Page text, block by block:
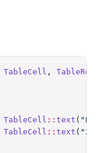
TableCell , TableRow
TableCell :: text ( "B"
TableCell :: text ( "2"